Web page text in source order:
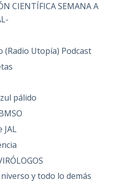
CIENTÍFICA SEMANA A
(Radio Utopía) Podcast
pálido
JAL
y todo lo demás